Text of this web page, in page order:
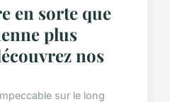
en sorte que
plus
nos
sur le long